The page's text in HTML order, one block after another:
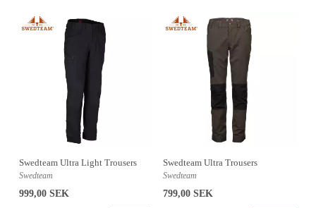
Swedteam Ultra Light Trousers
Swedteam
999,00 SEK
Swedteam Ultra Trousers
Swedteam
799,00 SEK